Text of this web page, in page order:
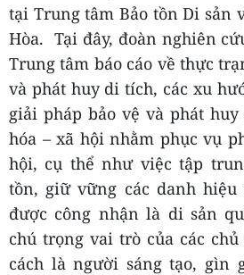
tại Trung tâm Bảo tồn Di sản
Hòa. Tại đây, đoàn nghiên
Trung tâm báo cáo về thực
và phát huy di tích, các xu
giải pháp bảo vệ và phát
hóa – xã hội nhằm phục vụ
hội, cụ thể như việc tập
tồn, giữ vững các danh
được công nhận là di sản
chú trọng vai trò của các
cách là người sáng tạo, gìn